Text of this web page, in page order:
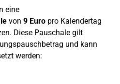
eine
von 9 Euro pro Kalendertag
Diese Pauschale gilt
und kann
werden: